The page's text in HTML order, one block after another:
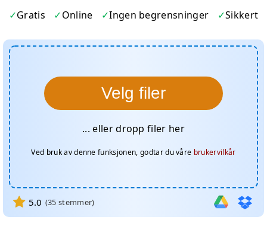
Gratis Online Ingen begrensninger Sikkert
Velg filer
... eller dropp filer her
Ved bruk av denne funksjonen, godtar du våre brukervilkår
5.0 (35 stemmer)